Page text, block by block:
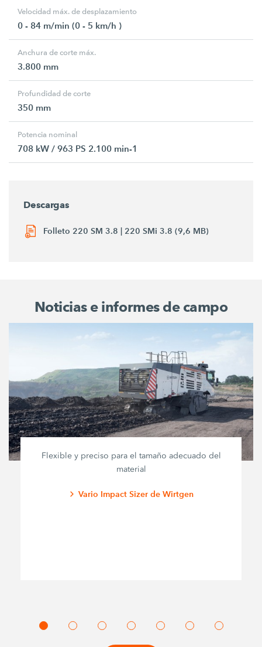
Velocidad máx. de desplazamiento
0 - 84 m/min (0 - 5 km/h )
Anchura de corte máx.
3.800 mm
Profundidad de corte
350 mm
Potencia nominal
708 kW / 963 PS 2.100 min-1
Descargas
Folleto 220 SM 3.8 | 220 SMi 3.8 (9,6 MB)
Noticias e informes de campo
Flexible y preciso para el tamaño adecuado del
material
Vario Impact Sizer de Wirtgen